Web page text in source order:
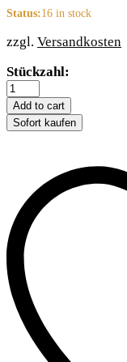
Status:16 in stock
zzgl. Versandkosten
Trixie
Kleintierhaus
aus
Kunststoff
quantity
Stückzahl:
Add to cart
Sofort kaufen